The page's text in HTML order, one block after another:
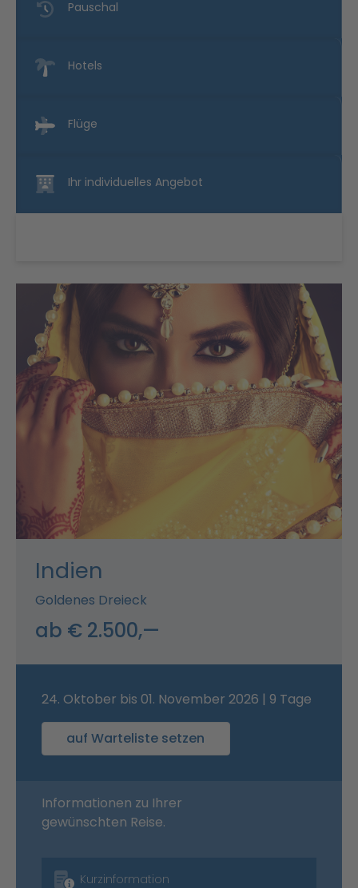
Pauschal
Hotels
Flüge
Ihr individuelles Angebot
Indien
Goldenes Dreieck
ab € 2.500,—
24. Oktober bis 01. November 2026 | 9 Tage
auf Warteliste setzen
Informationen zu Ihrer
gewünschten Reise.
Kurzinformation